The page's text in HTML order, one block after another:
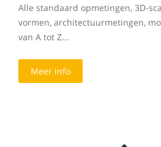
Alle standaard opmetingen, 3D-
vormen, architectuurmetingen,
van A tot Z...
Meer info